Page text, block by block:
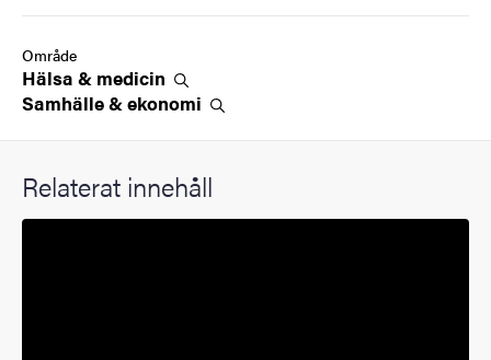
Område
Hälsa & medicin
Samhälle &ekonomi
Relaterat innehåll